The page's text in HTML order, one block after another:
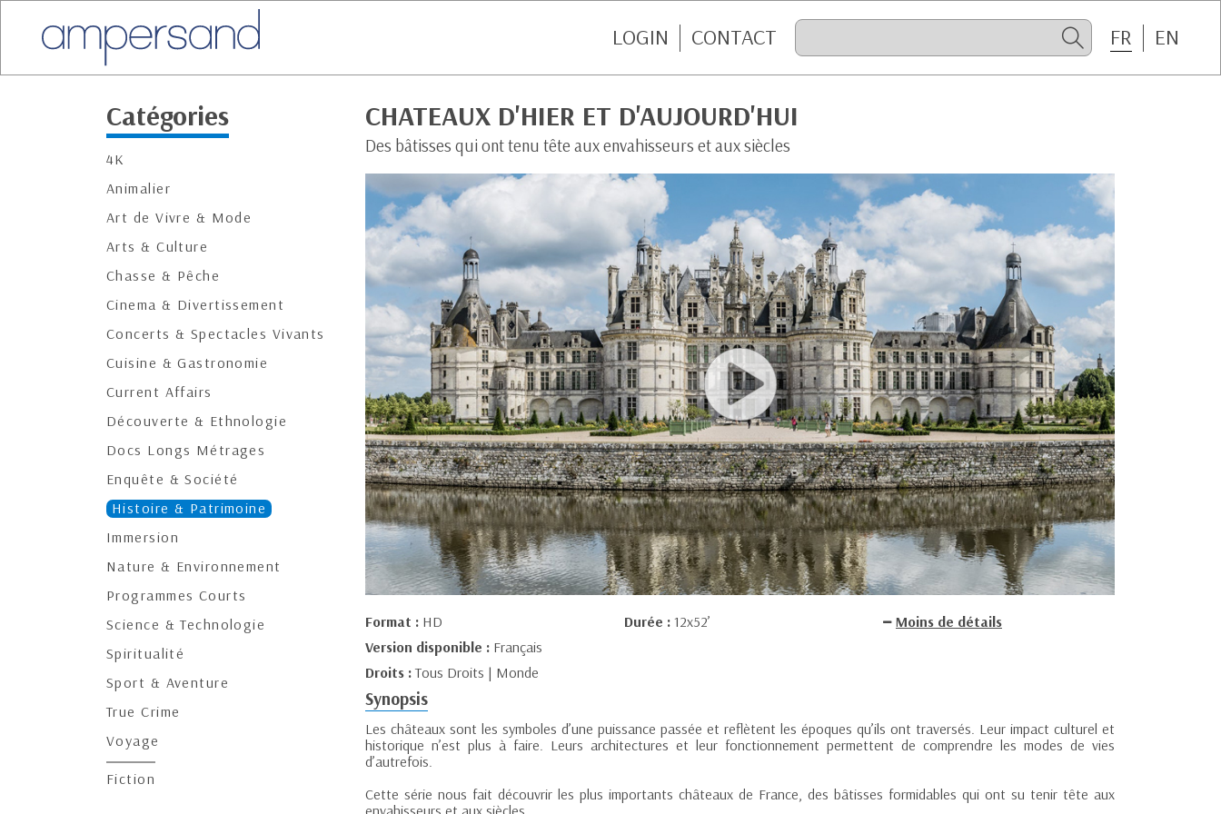
LOGIN CONTACT FR EN
Catégories
4K
Animalier
Art de Vivre & Mode
Arts & Culture
Chasse & Pêche
Cinema & Divertissement
Concerts & Spectacles Vivants
Cuisine & Gastronomie
Current Affairs
Découverte & Ethnologie
Docs Longs Métrages
Enquête & Société
Histoire & Patrimoine
Immersion
Nature & Environnement
Programmes Courts
Science & Technologie
Spiritualité
Sport & Aventure
True Crime
Voyage
Fiction
CHATEAUX D'HIER ET D'AUJOURD'HUI
Des bâtisses qui ont tenu tête aux envahisseurs et aux siècles
Format : HD Durée : 12x52’
Moins de détails
Version disponible : Français
Droits :Tous Droits | Monde
Synopsis
Les châteaux sont les symboles d’une puissance passée et reflètent les époques qu’ils ont traversés. Leur impact culturel et
historique n’est plus à faire. Leurs architectures et leur fonctionnement permettent de comprendre les modes de vies
d’autrefois.
Cette série nous fait découvrir les plus importants châteaux de France, des bâtisses formidables qui ont su tenir tête aux